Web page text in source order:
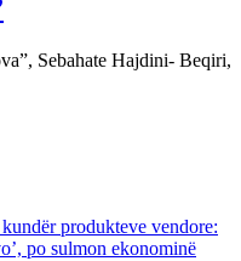
Sebahate Hajdini- Beqiri,
produkteve vendore:
po sulmon ekonominë